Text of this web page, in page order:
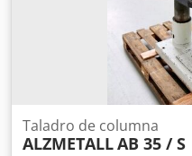
Taladro de columna
ALZMETALLAB 35 / S